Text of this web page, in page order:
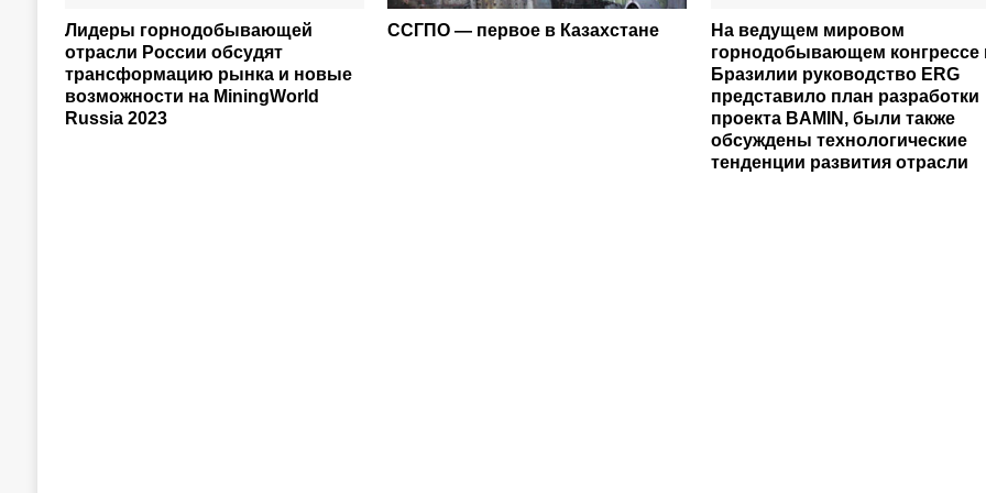
Лидеры горнодобывающей
отрасли России обсудят
трансформацию рынка и новые
возможности на MiningWorld
Russia 2023
ССГПО — первое в Казахстане
На ведущем мировом
горнодобывающем конгрессе
Бразилии руководство ERG
представило план разработки
проекта BAMIN, были также
обсуждены технологические
тенденции развития отрасли